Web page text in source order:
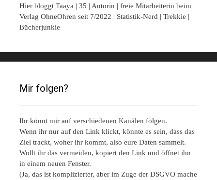
Hier bloggt Taaya | 35 | Autorin | freie Mitarbeiterin beim
Verlag OhneOhren seit 7/2022 | Statistik-Nerd | Trekkie |
Bücherjunkie
Mir folgen?
Ihr könnt mir auf verschiedenen Kanälen folgen.
Wenn ihr nur auf den Link klickt, könnte es sein, dass das
Ziel trackt, woher ihr kommt, also eure Daten sammelt.
Wollt ihr das vermeiden, kopiert den Link und öffnet ihn
in einem neuen Fenster.
(Ja, das ist komplizierter, aber im Zuge der DSGVO mache